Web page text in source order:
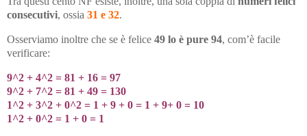
consecutivi, ossia 31 e 32.
Osserviamo inoltre che se è felice 49 lo è pure 94, com’è facile
verificare:
9^2 + 4^2 = 81 + 16 = 97
9^2 + 7^2 = 81 + 49 = 130
1^2 + 3^2 + 0^2 = 1 + 9 + 0 = 1 + 9+ 0 = 10
1^2 + 0^2 = 1 + 0 = 1